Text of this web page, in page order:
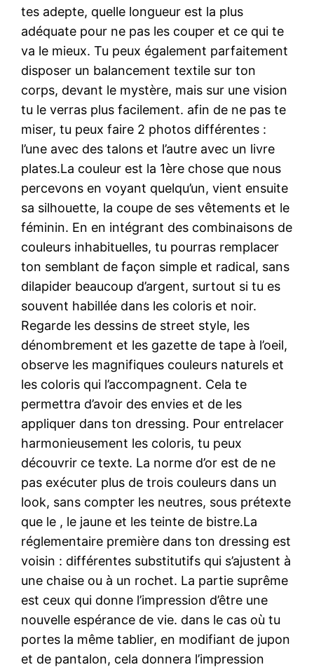
tes adepte, quelle longueur est la plus
adéquate pour ne pas les couper et ce qui te
va le mieux. Tu peux également parfaitement
disposer un balancement textile sur ton
corps, devant le mystère, mais sur une vision
tu le verras plus facilement. afin de ne pas te
miser, tu peux faire 2 photos différentes :
l’une avec des talons et l’autre avec un livre
plates.La couleur est la 1ère chose que nous
percevons en voyant quelqu’un, vient ensuite
sa silhouette, la coupe de ses vêtements et le
féminin. En en intégrant des combinaisons de
couleurs inhabituelles, tu pourras remplacer
ton semblant de façon simple et radical, sans
dilapider beaucoup d’argent, surtout si tu es
souvent habillée dans les coloris et noir.
Regarde les dessins de street style, les
dénombrement et les gazette de tape à l’oeil,
observe les magnifiques couleurs naturels et
les coloris qui l’accompagnent. Cela te
permettra d’avoir des envies et de les
appliquer dans ton dressing. Pour entrelacer
harmonieusement les coloris, tu peux
découvrir ce texte. La norme d’or est de ne
pas exécuter plus de trois couleurs dans un
look, sans compter les neutres, sous prétexte
que le , le jaune et les teinte de bistre.La
réglementaire première dans ton dressing est
voisin : différentes substitutifs qui s’ajustent à
une chaise ou à un rochet. La partie suprême
est ceux qui donne l’impression d’être une
nouvelle espérance de vie. dans le cas où tu
portes la même tablier, en modifiant de jupon
et de pantalon, cela donnera l’impression